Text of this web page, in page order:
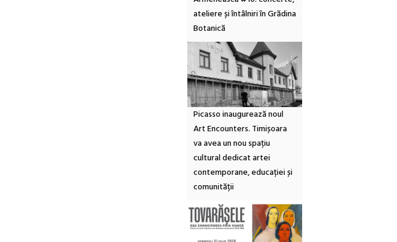
ateliere și întâlniri în Grădina
Botanică
Picasso inaugurează noul
Art Encounters. Timișoara
va avea un nou spațiu
cultural dedicat artei
contemporane, educației și
comunității